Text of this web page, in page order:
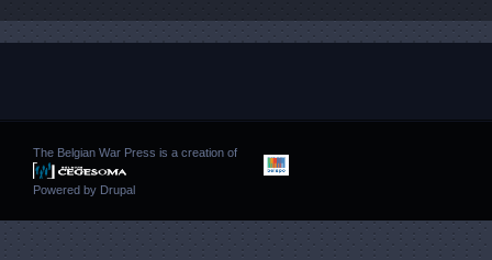
The Belgian War Press is a creation of
Powered by Drupal